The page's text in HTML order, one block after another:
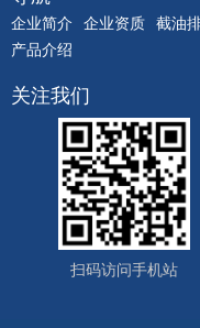
企业简介 企业资质 截油
产品介绍
关注我们
扫码访问手机站